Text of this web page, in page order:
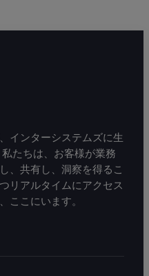
インターシステムズに生
たちは、お客様が業務
、共有し、洞察を得るこ
リアルタイムにアクセス
ここにいます。